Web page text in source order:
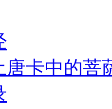
唐卡中的菩